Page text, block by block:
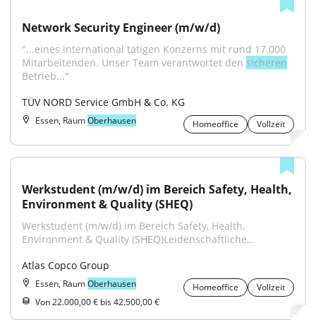
Network Security Engineer (m/w/d)
"...eines international tätigen Konzerns mit rund 17.000
Mitarbeitenden. Unser Team verantwortet den sicheren
Betrieb..."
TÜV NORD Service GmbH & Co. KG
Essen, RaumOberhausen Homeoffice Vollzeit
Werkstudent (m/w/d) im Bereich Safety, Health,
Environment & Quality (SHEQ)
Werkstudent (m/w/d) im Bereich Safety, Health,
Environment & Quality (SHEQ)Leidenschaftliche...
Atlas Copco Group
Essen, RaumOberhausen Homeoffice
Vollzeit
Von 22.000,00 € bis 42.500,00 €